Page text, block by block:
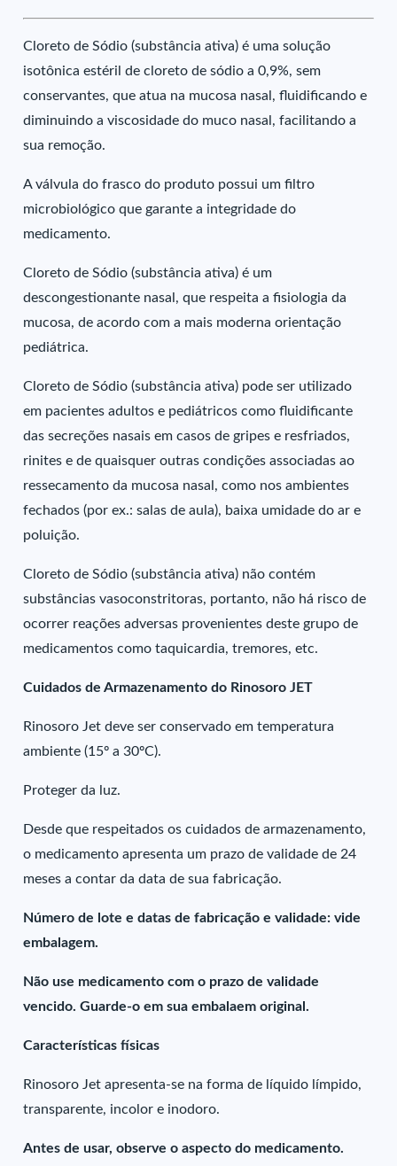
Cloreto de Sódio (substância ativa) é uma solução
isotônica estéril de cloreto de sódio a 0,9%, sem
conservantes, que atua na mucosa nasal, fluidificando e
diminuindo a viscosidade do muco nasal, facilitando a
sua remoção.
A válvula do frasco do produto possui um filtro
microbiológico que garante a integridade do
medicamento.
Cloreto de Sódio (substância ativa) é um
descongestionante nasal, que respeita a fisiologia da
mucosa, de acordo com a mais moderna orientação
pediátrica.
Cloreto de Sódio (substância ativa) pode ser utilizado
em pacientes adultos e pediátricos como fluidificante
das secreções nasais em casos de gripes e resfriados,
rinites e de quaisquer outras condições associadas ao
ressecamento da mucosa nasal, como nos ambientes
fechados (por ex.: salas de aula), baixa umidade do ar e
poluição.
Cloreto de Sódio (substância ativa) não contém
substâncias vasoconstritoras, portanto, não há risco de
ocorrer reações adversas provenientes deste grupo de
medicamentos como taquicardia, tremores, etc.
Cuidados de Armazenamento do Rinosoro JET
Rinosoro Jet deve ser conservado em temperatura
ambiente (15º a 30ºC).
Proteger da luz.
Desde que respeitados os cuidados de armazenamento,
o medicamento apresenta um prazo de validade de 24
meses a contar da data de sua fabricação.
Número de lote e datas de fabricação e validade: vide
embalagem.
Não use medicamento com o prazo de validade
vencido. Guarde-o em sua embalaem original.
Características físicas
Rinosoro Jet apresenta-se na forma de líquido límpido,
transparente, incolor e inodoro.
Antes de usar, observe o aspecto do medicamento.